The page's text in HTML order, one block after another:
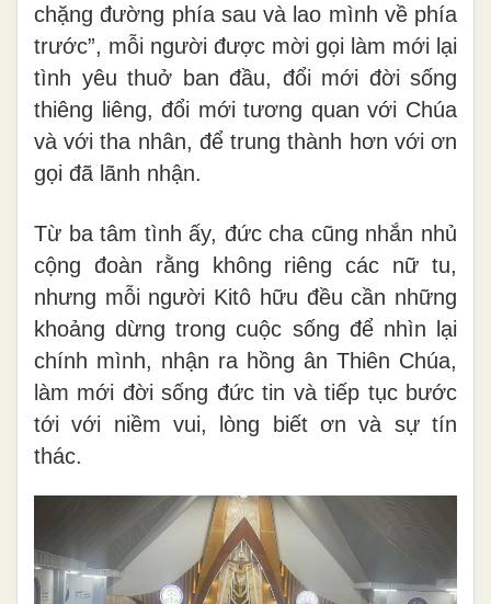
chặng đường phía sau và lao mình về phía
trước”, mỗi người được mời gọi làm mới lại
tình yêu thuở ban đầu, đổi mới đời sống
thiêng liêng, đổi mới tương quan với Chúa
và với tha nhân, để trung thành hơn với ơn
gọi đã lãnh nhận.
Từ ba tâm tình ấy, đức cha cũng nhắn nhủ
cộng đoàn rằng không riêng các nữ tu,
nhưng mỗi người Kitô hữu đều cần những
khoảng dừng trong cuộc sống để nhìn lại
chính mình, nhận ra hồng ân Thiên Chúa,
làm mới đời sống đức tin và tiếp tục bước
tới với niềm vui, lòng biết ơn và sự tín
thác.